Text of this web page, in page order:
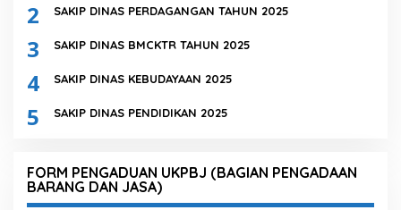
2 SAKIP DINAS PERDAGANGAN TAHUN 2025
3 SAKIP DINAS BMCKTR TAHUN 2025
4 SAKIP DINAS KEBUDAYAAN 2025
5 SAKIP DINAS PENDIDIKAN 2025
FORM PENGADUAN UKPBJ (BAGIAN PENGADAAN
BARANG DAN JASA)